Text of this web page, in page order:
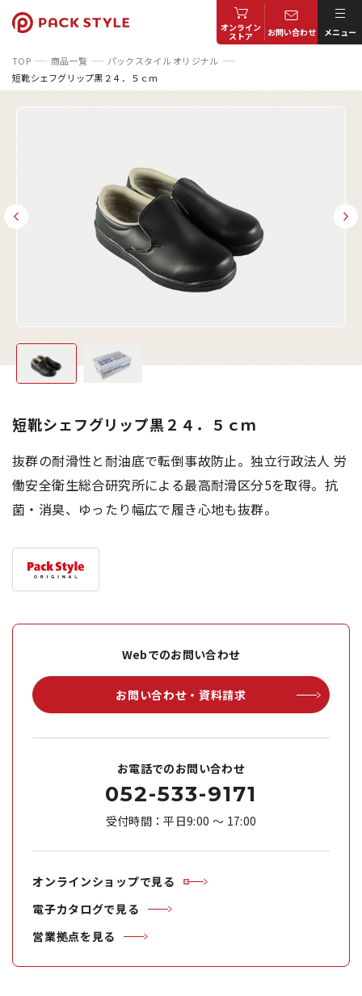
オンライン
ストア お問い合わせ メニュー
TOP 商品一覧
パックスタイル オリジナル
短靴シェフグリップ黒２４．５ｃｍ
短靴シェフグリップ黒２４．５ｃｍ
抜群の耐滑性と耐油底で転倒事故防止。独立行政法人 労
働安全衛生総合研究所による最高耐滑区分5を取得。抗
菌・消臭、ゆったり幅広で履き心地も抜群。
Webでのお問い合わせ
お問い合わせ・資料請求
お電話でのお問い合わせ
052-533-9171
受付時間：平日9:00 ～ 17:00
オンラインショップで見る
電子カタログで見る
営業拠点を見る